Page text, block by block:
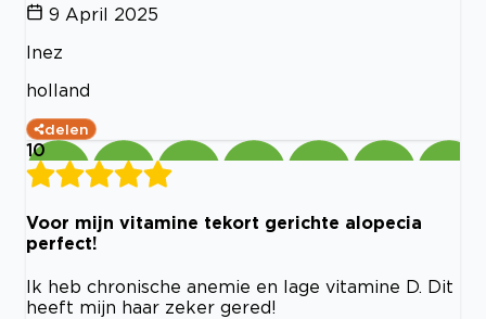
9 April 2025
Inez
holland
delen
10
Voor mijn vitamine tekort gerichte alopecia
perfect!
Ik heb chronische anemie en lage vitamine D. Dit
heeft mijn haar zeker gered!